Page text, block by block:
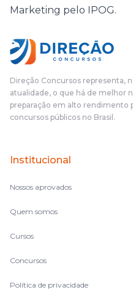
Marketing pelo IPOG.
Direção Concursos representa,
atualidade, o que há de melhor
preparação em alto rendimento
concursos públicos no Brasil.
Institucional
Nossos aprovados
Quem somos
Cursos
Concursos
Política de privacidade